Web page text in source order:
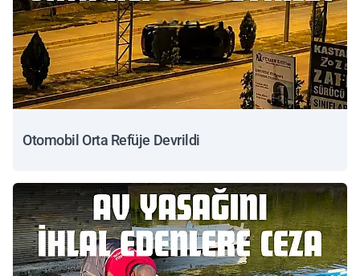
Otomobil Orta Refüje Devrildi